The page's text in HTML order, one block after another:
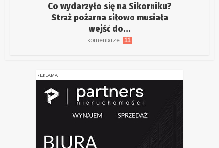
Co wydarzyło się na Sikorniku?
Straż pożarna siłowo musiała
wejść do...
komentarze: 11
REKLAMA